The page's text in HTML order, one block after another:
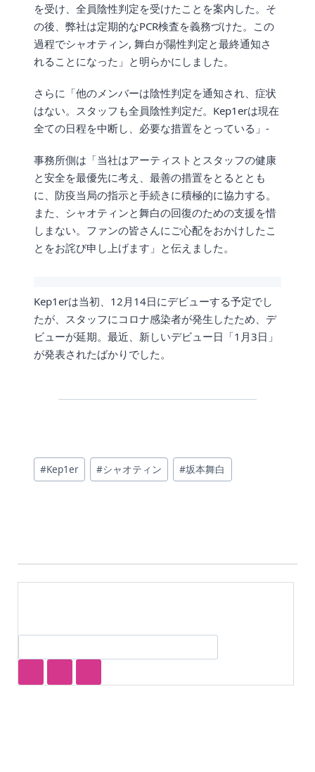
を受け、全員陰性判定を受けたことを案内した。そ
の後、弊社は定期的なPCR検査を義務づけた。この
過程でシャオティン, 舞白が陽性判定と最終通知さ
れることになった」と明らかにしました。
さらに「他のメンバーは陰性判定を通知され、症状
はない。スタッフも全員陰性判定だ。Kep1erは現在
全ての日程を中断し、必要な措置をとっている」-
事務所側は「当社はアーティストとスタッフの健康
と安全を最優先に考え、最善の措置をとるととも
に、防疫当局の指示と手続きに積極的に協力する。
また、シャオティンと舞白の回復のための支援を惜
しまない。ファンの皆さんにご心配をおかけしたこ
とをお詫び申し上げます」と伝えました。
Kep1erは当初、12月14日にデビューする予定でし
たが、スタッフにコロナ感染者が発生したため、デ
ビューが延期。最近、新しいデビュー日「1月3日」
が発表されたばかりでした。
投
稿
#Kep1er #シャオティン #坂本舞白